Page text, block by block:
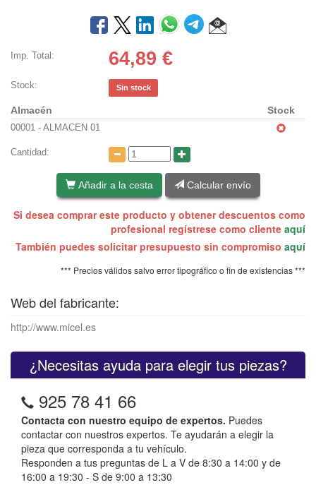
Imp. Total: 64,89 €
Stock: Sin stock
Almacén Stock
00001 - ALMACEN 01
Cantidad:
Añadir a la cesta Calcular envío
Si desea comprar este producto y obtener descuentos como
profesional regístrese como cliente aquí
También puedes solicitar presupuesto sin compromiso aquí
*** Precios válidos salvo error tipográfico o fin de existencias ***
Web del fabricante:
http://www.micel.es
¿Necesitas ayuda para elegir tus piezas?
925 78 41 66
Contacta con nuestro equipo de expertos. Puedes
contactar con nuestros expertos. Te ayudarán a elegir la
pieza que corresponda a tu vehículo.
Responden a tus preguntas de L a V de 8:30 a 14:00 y de
16:00 a 19:30 - S de 9:00 a 13:30